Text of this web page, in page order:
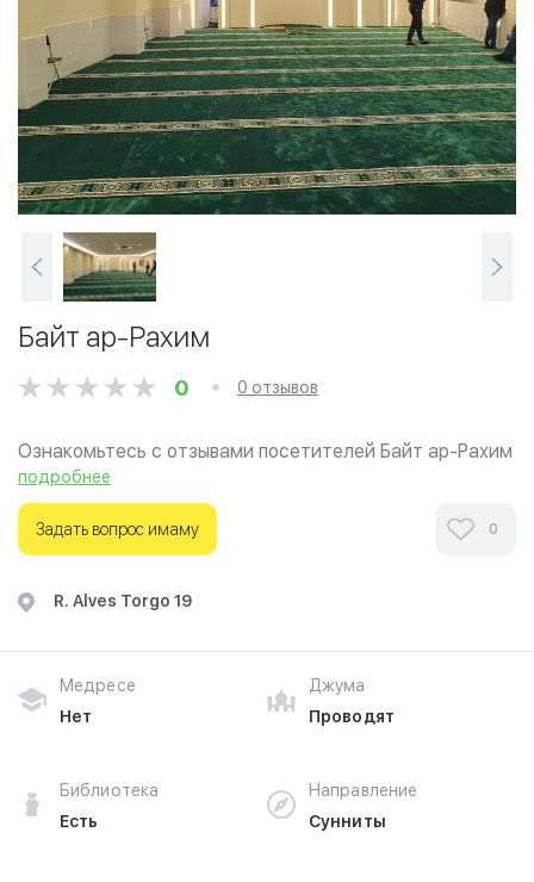
Байт ар-Рахим
0 0 отзывов
Ознакомьтесь с отзывами посетителей Байт ар-Рахим
в г.Лиссабон на фотографиях и узнайте о часах
работы. Ваше духовное путешествие начинается
здесь.
подробнее
Задать вопрос имаму 0
R. Alves Torgo 19
Медресе
Нет
Джума
Проводят
Библиотека
Есть
Направление
Сунниты